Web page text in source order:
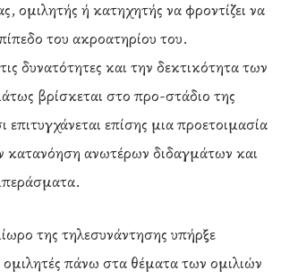
ομιλητής ή κατηχητής να φροντίζει να
του ακροατηρίου του.
δυνατότητες και την δεκτικότητα των
βρίσκεται στο προ-στάδιο της
επιτυγχάνεται επίσης μια προετοιμασία
κατανόηση ανωτέρων διδαγμάτων και
της τηλεσυνάντησης υπήρξε
ομιλητές πάνω στα θέματα των ομιλιών